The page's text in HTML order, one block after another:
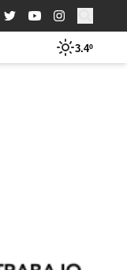
Buscar:
3.4º